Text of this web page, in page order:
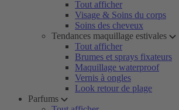
Tout afficher
Visage & Soins du corps
Soins des cheveux
Tendances maquillage estivales
Tout afficher
Brumes et sprays fixateurs
Maquillage waterproof
Vernis à ongles
Look retour de plage
Parfums